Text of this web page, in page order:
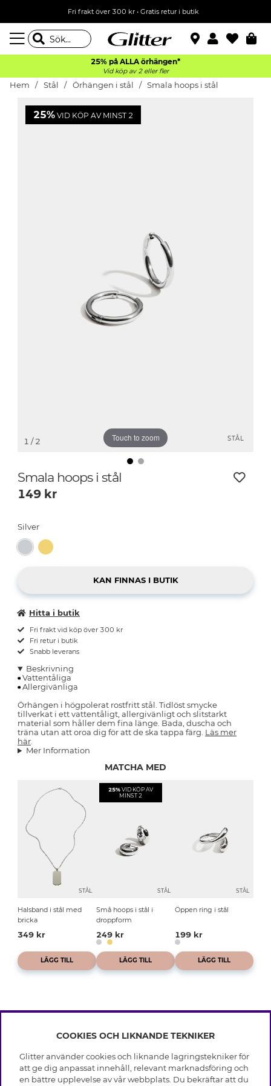
Fri frakt över 300 kr• Gratis retur i butik
25% på ALLA örhängen*
Vid köp av 2 eller fler
Hem Stål Örhängen i stål Smala hoops i stål
25% VID KÖP AV MINST 2
STÅL
Touch to zoom
1 / 2
Smala hoops i stål
149 kr
Silver
Hitta i butik
Fri frakt vid köp över 300 kr
Fri retur i butik
Snabb leverans
Beskrivning
Vattentåliga
Allergivänliga
Örhängen i högpolerat rostfritt stål. Tidlöst smycke
tillverkat i ett vattentåligt, allergivänligt och slitstarkt
material som håller dem fina länge. Bada, duscha och
träna utan att oroa dig för att de ska tappa färg. Läs mer
här
Mer Information
MATCHA MED
STÅL
Halsband i stål med
bricka
349 kr
LÄGG TILL
25% VID KÖP AV
MINST 2
STÅL
Små hoops i stål i
droppform
249 kr
LÄGG TILL
STÅL
Öppen ring i stål
199 kr
LÄGG TILL
INFO
Leverans
Villkor
OM GLITTER
COOKIES OCH LIKNANDE TEKNIKER
Glitter använder cookies och liknande lagringstekniker för
att ge dig anpassat innehåll, relevant marknadsföring och
en bättre upplevelse av vår webbplats. Du bekräftar att du